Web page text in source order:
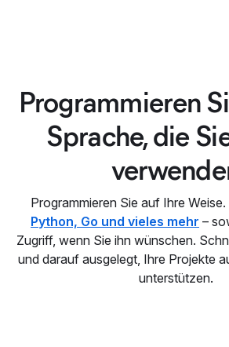
Programmieren
Sprache, die
Programmieren Sie auf Ihre
Python, Go und vieles mehr –
Zugriff, wenn Sie ihn wünschen.
und darauf ausgelegt, Ihre Projekte
unterstützen.